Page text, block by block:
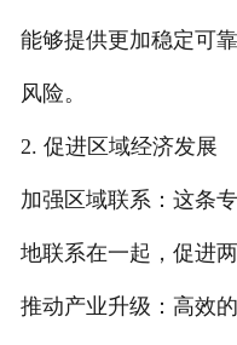
能够提供更加稳定可
风险。
2. 促进区域经济发展
加强区域联系：这条
地联系在一起，促进
推动产业升级：高效